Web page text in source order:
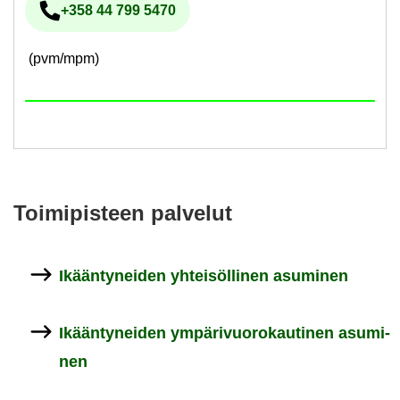
Pu­he­lin­nu­me­ro
+358 44 799 5470
(pvm/mpm)
Toi­mi­pis­teen pal­ve­lut
Ikään­ty­nei­den yh­tei­söl­li­nen asu­mi­nen
Ikään­ty­nei­den ym­pä­ri­vuo­ro­kau­ti­nen asu­mi­
nen